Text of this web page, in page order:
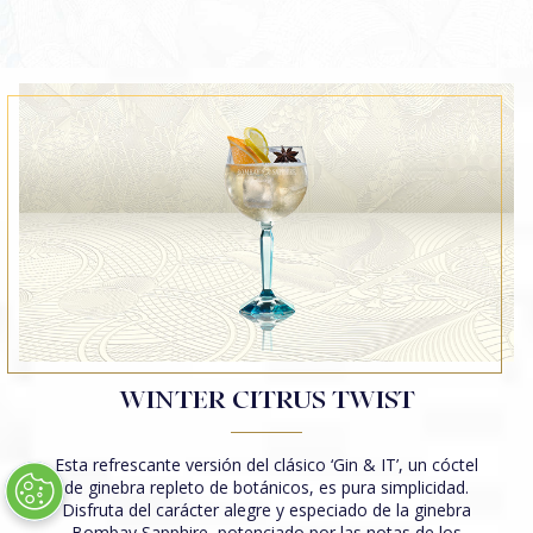
BOMBAY SAPPHIRE NEGRONI
BOMBAY SAPPHIRE EAST & TONIC
STAR & TONIC
CÓCTEL STAR MARTINI
STAR COLLINS
STAR 75
STAR NEGRONI
BOMBAY DRY & TONIC
WINTER CITRUS TWIST
Esta refrescante versión del clásico ‘Gin & IT’, un cóctel
de ginebra repleto de botánicos, es pura simplicidad.
Disfruta del carácter alegre y especiado de la ginebra